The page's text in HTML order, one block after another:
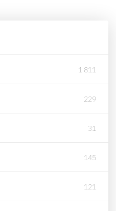
1 811
229
31
145
121